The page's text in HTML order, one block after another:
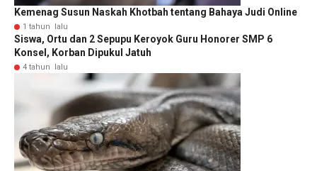
Kemenag Susun Naskah Khotbah tentang Bahaya Judi Online
1 tahun lalu
Siswa, Ortu dan 2 Sepupu Keroyok Guru Honorer SMP 6
Konsel, Korban Dipukul Jatuh
4 tahun lalu